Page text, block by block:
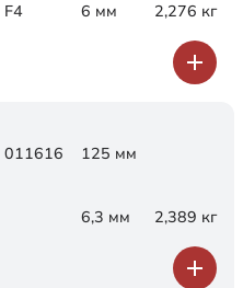
F4 6 мм 2,276 кг
011616 125 мм
6,3 мм 2,389 кг